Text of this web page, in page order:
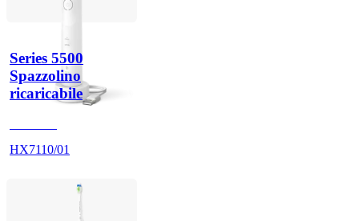
Series 5500
Spazzolino
ricaricabile
HX7110/01